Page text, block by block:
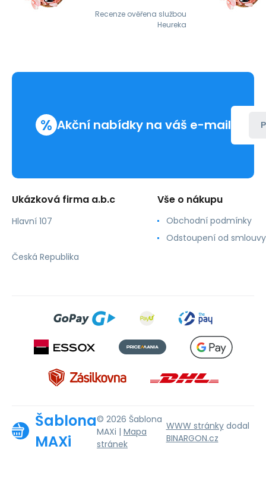
Recenze ověřena službou
Heureka
% Akční nabídky na váš e-mail
Ukázková firma a.b.c
Hlavní 107
Česká Republika
Vše o nákupu
Obchodní podmínky
Odstoupení od smlouvy
Šablona
MAXi
© 2026 Šablona
MAXi | Mapa
stránek
WWW stránkydodal
BINARGON.cz